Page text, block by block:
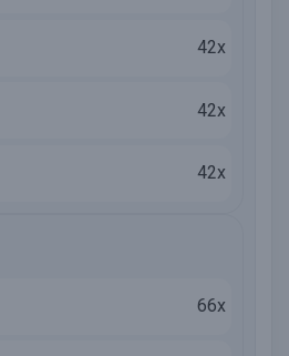
42x
42x
42x
66x